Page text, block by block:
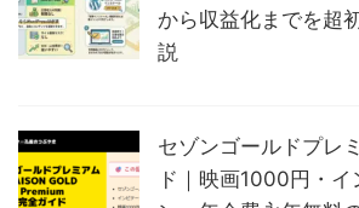
から収益化までを超
説
セゾンゴールドプレ
ド｜映画1000円・イ